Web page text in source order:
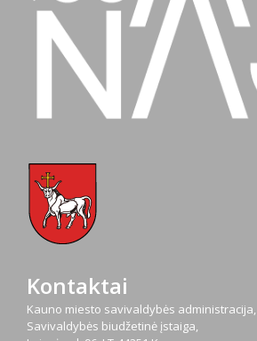
Kontaktai
Kauno miesto savivaldybės administracija,
Savivaldybės biudžetinė įstaiga,